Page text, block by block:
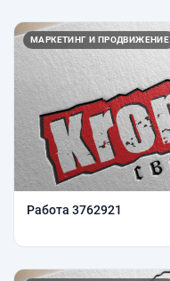
МАРКЕТИНГ И ПРОДВИЖЕНИЕ
Работа 3762921